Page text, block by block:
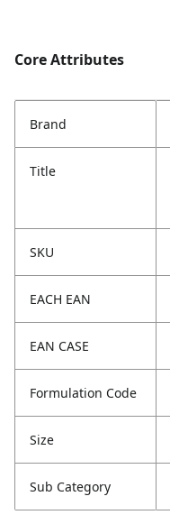
Core Attributes
Brand
Title
SKU
EACH EAN
EAN CASE
Formulation Code
Size
Sub Category